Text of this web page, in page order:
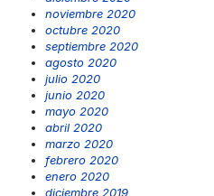
noviembre 2020
octubre 2020
septiembre 2020
agosto 2020
julio 2020
junio 2020
mayo 2020
abril 2020
marzo 2020
febrero 2020
enero 2020
diciembre 2019